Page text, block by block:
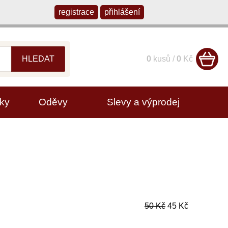
50 Kč 45 Kč
Oděvy Slevy a výprodej
registrace přihlášení
HLEDAT 0 kusů / 0 Kč